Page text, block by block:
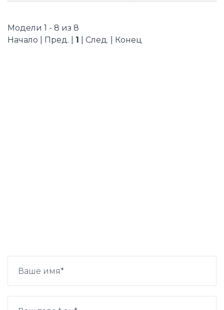
Модели 1 - 8 из 8
Начало | Пред. | 1 | След. | Конец